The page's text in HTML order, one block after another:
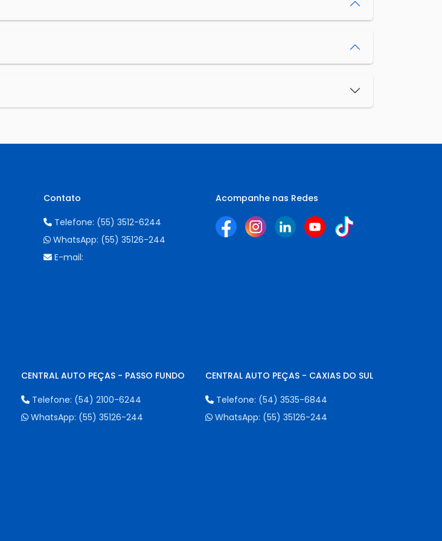
Contato
Telefone: (55) 3512-6244
WhatsApp: (55) 35126-244
E-mail:
Acompanhe nas Redes
CENTRAL AUTO PEÇAS - PASSO FUNDO
Telefone: (54) 2100-6244
WhatsApp: (55) 35126-244
CENTRAL AUTO PEÇAS - CAXIAS DO SUL
Telefone: (54) 3535-6844
WhatsApp: (55) 35126-244